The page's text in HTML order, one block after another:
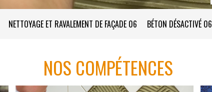
NETTOYAGE ET RAVALEMENT DE FAÇADE 06 BÉTON DÉSACTIVÉ 06
NOS COMPÉTENCES